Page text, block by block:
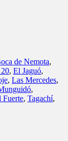
de Nemota,
, El Jaguó,
, Las Mercedes,
,
Fuerte, Tagachí,